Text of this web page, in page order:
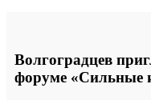
Волгоградцев
форуме «Сильные